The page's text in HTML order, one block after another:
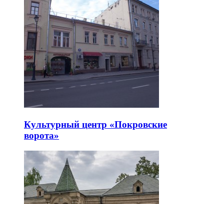
Культурный центр «Покровские
ворота»